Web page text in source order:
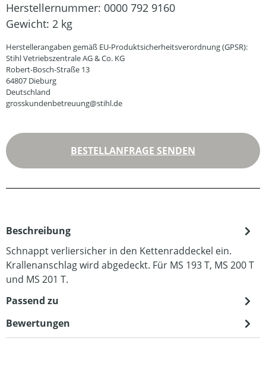
Herstellernummer: 0000 792 9160
Gewicht: 2 kg
Herstellerangaben gemäß EU-Produktsicherheitsverordnung (GPSR):
Stihl Vetriebszentrale AG & Co. KG
Robert-Bosch-Straße 13
64807 Dieburg
Deutschland
grosskundenbetreuung@stihl.de
BESTELLANFRAGE SENDEN
Beschreibung
Schnappt verliersicher in den Kettenraddeckel ein.
Krallenanschlag wird abgedeckt. Für MS 193 T, MS 200 T
und MS 201 T.
Passend zu
Bewertungen